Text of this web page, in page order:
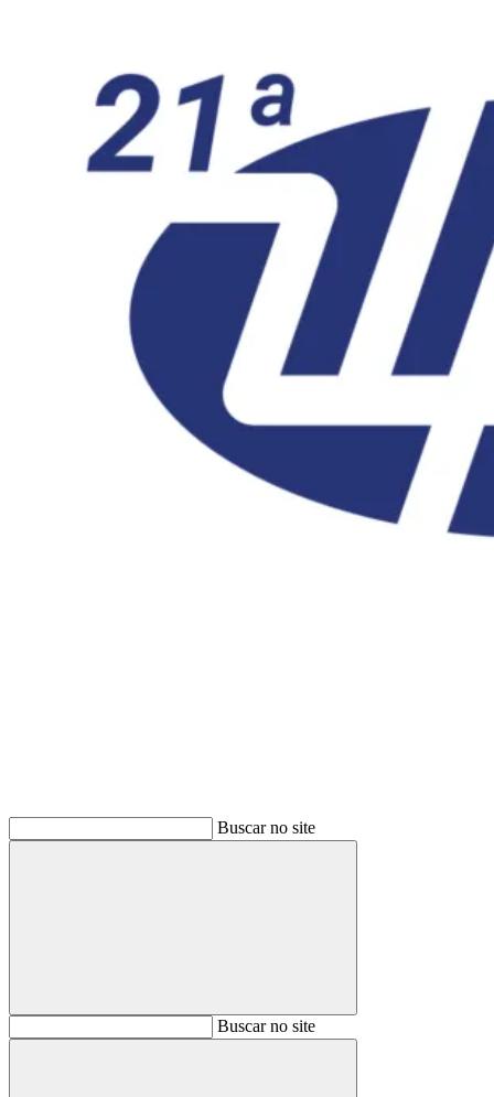
Buscar no site
BuscarBuscar no site